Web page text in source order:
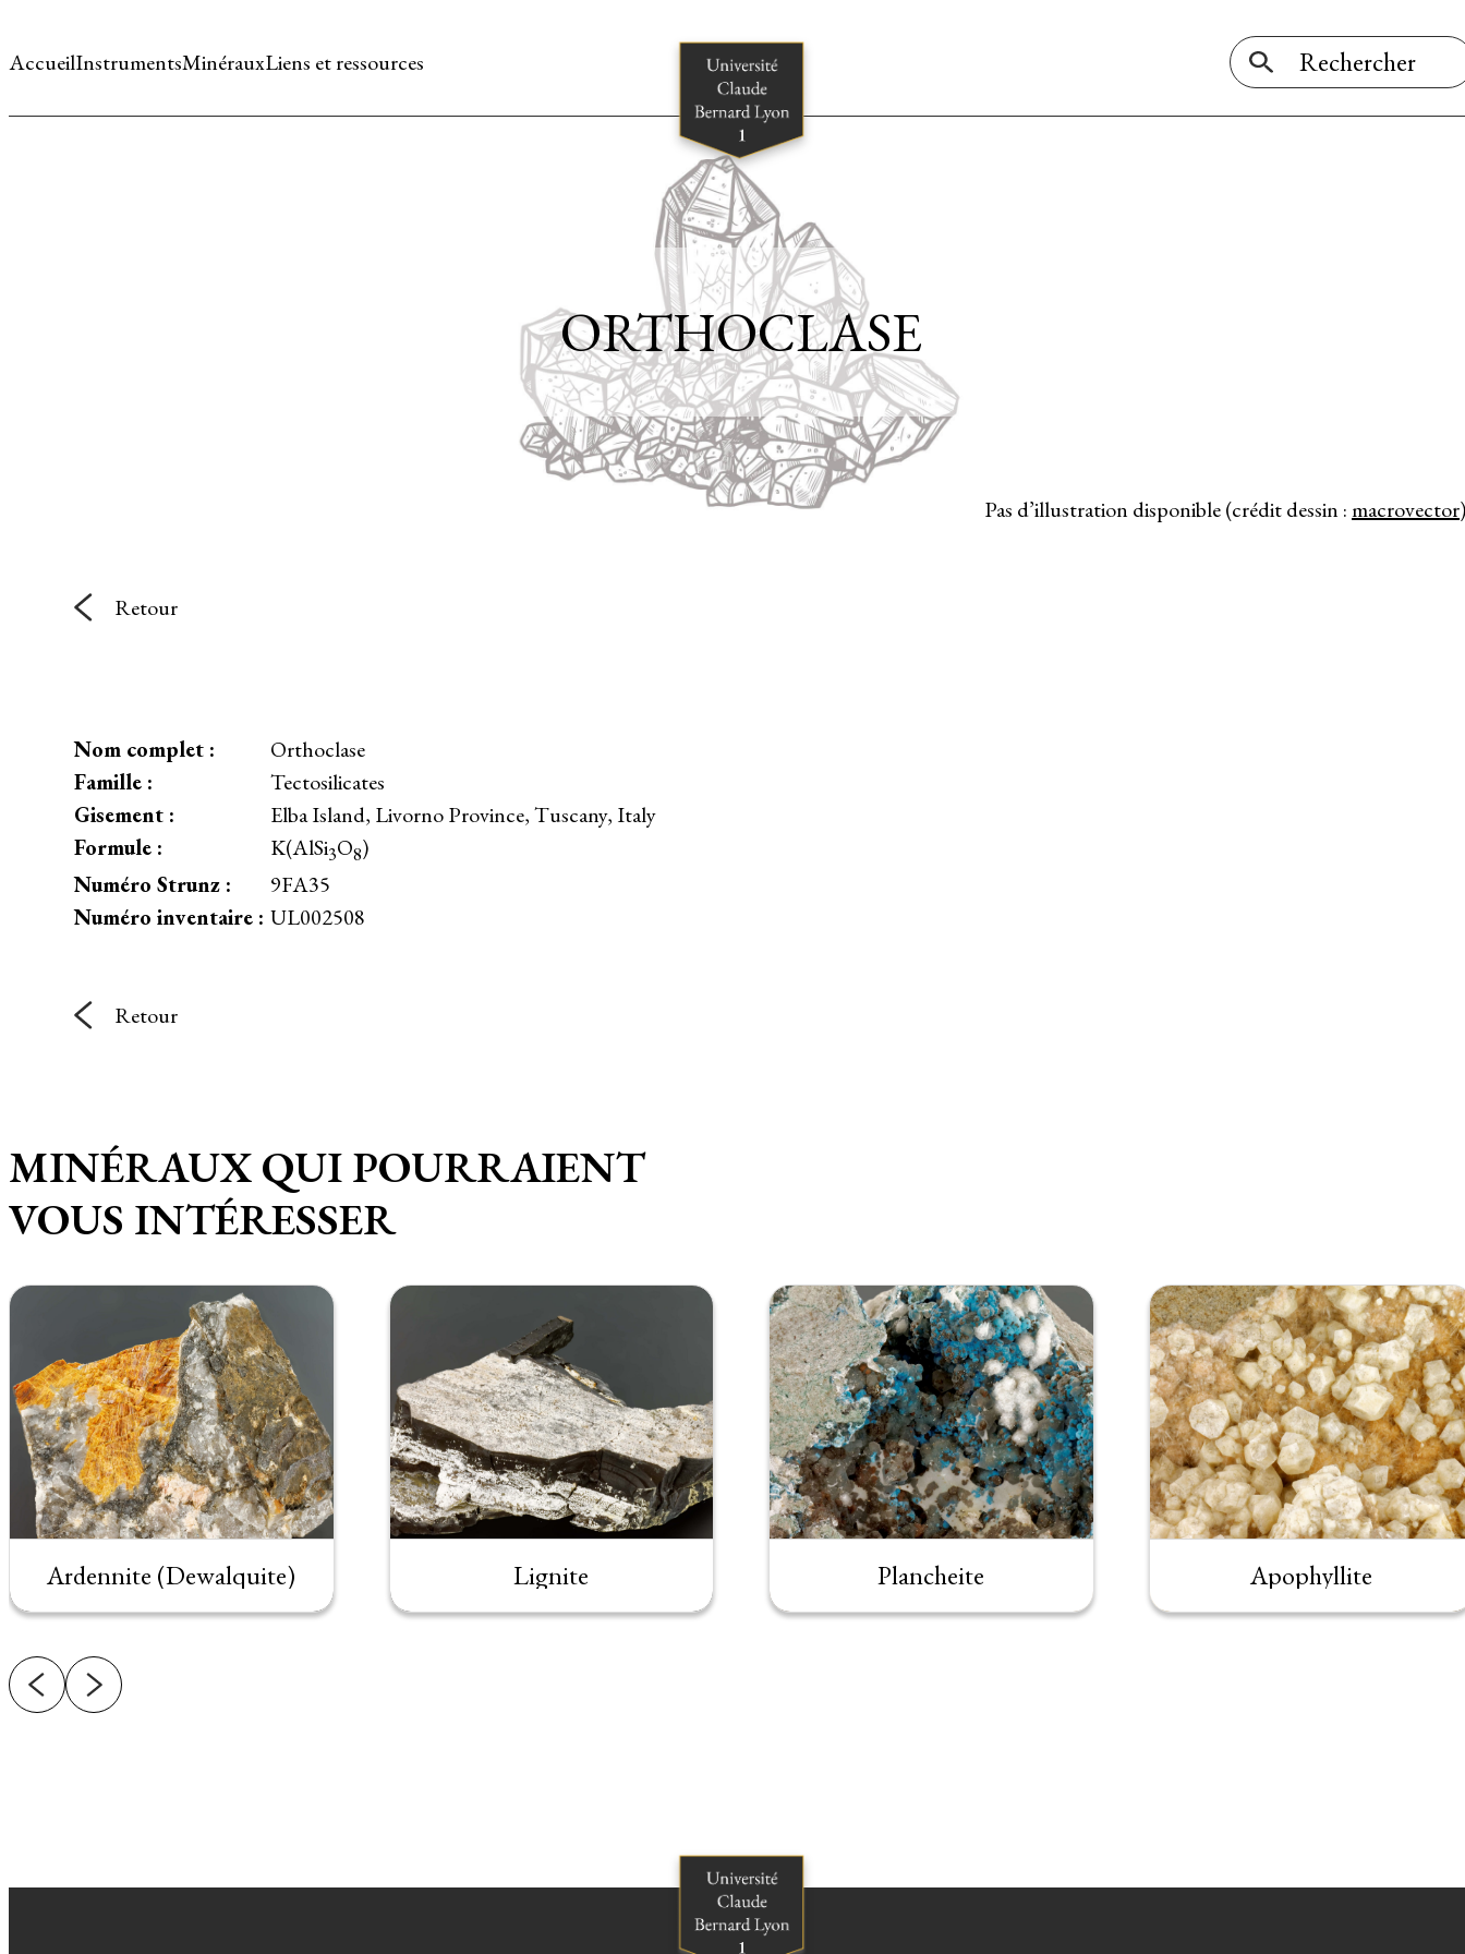
AccueilInstrumentsMinérauxLiens et ressources
Pas d’illustration disponible (crédit dessin :macrovector)
ORTHOCLASE
Retour
Nom complet :
Orthoclase
Famille :
Tectosilicates
Gisement :
Elba Island, Livorno Province, Tuscany, Italy
Formule :
K(AlSi3O8)
Numéro Strunz :
9FA35
Numéro inventaire : UL002508
Retour
MINÉRAUX QUI POURRAIENT
VOUS INTÉRESSER
Ardennite (Dewalquite) Lignite Plancheite Apophyllite